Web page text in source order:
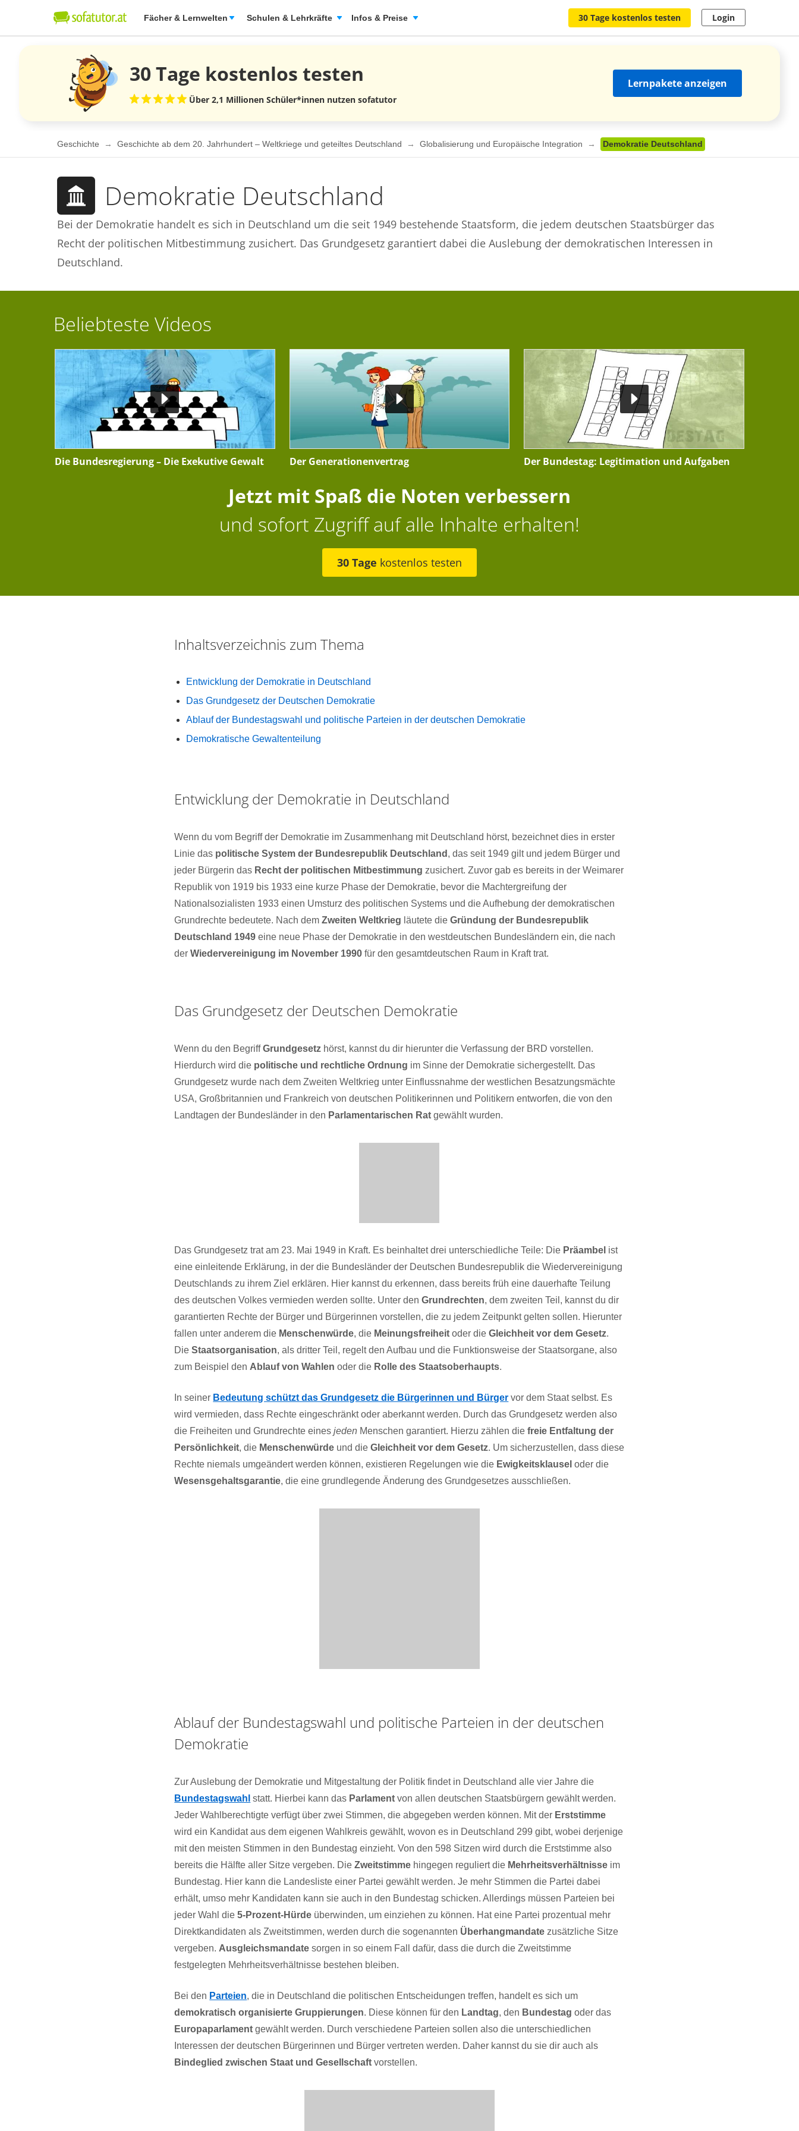
Fächer & Lernwelten Schulen & Lehrkräfte Infos & Preise 30 Tage kostenlos testen Login
30 Tage kostenlos testen
Über 2,1 Millionen Schüler*innen nutzen sofatutor
Lernpakete anzeigen
Geschichte Geschichte ab dem 20. Jahrhundert – Weltkriege und geteiltes Deutschland Globalisierung und Europäische Integration Demokratie Deutschland
Demokratie Deutschland
Bei der Demokratie handelt es sich in Deutschland um die seit 1949 bestehende Staatsform, die jedem deutschen Staatsbürger das
Recht der politischen Mitbestimmung zusichert. Das Grundgesetz garantiert dabei die Auslebung der demokratischen Interessen in
Deutschland.
Beliebteste Videos
Die Bundesregierung – Die Exekutive Gewalt Der Generationenvertrag Der Bundestag: Legitimation und Aufgaben
Jetzt mit Spaß die Noten verbessern
und sofort Zugriff auf alle Inhalte erhalten!
30 Tage kostenlos testen
Inhaltsverzeichnis zum Thema
Entwicklung der Demokratie in Deutschland
Das Grundgesetz der Deutschen Demokratie
Ablauf der Bundestagswahl und politische Parteien in der deutschen Demokratie
Demokratische Gewaltenteilung
Entwicklung der Demokratie in Deutschland
Wenn du vom Begriff der Demokratie im Zusammenhang mit Deutschland hörst, bezeichnet dies in erster
Linie das politische System der Bundesrepublik Deutschland , das seit 1949 gilt und jedem Bürger und
jeder Bürgerin das Recht der politischen Mitbestimmung zusichert. Zuvor gab es bereits in der Weimarer
Republik von 1919 bis 1933 eine kurze Phase der Demokratie, bevor die Machtergreifung der
Nationalsozialisten 1933 einen Umsturz des politischen Systems und die Aufhebung der demokratischen
Grundrechte bedeutete. Nach demZweiten Weltkrieg läutete dieGründung der Bundesrepublik
Deutschland 1949 eine neue Phase der Demokratie in den westdeutschen Bundesländern ein, die nach
derWiedervereinigung im November 1990 für den gesamtdeutschen Raum in Kraft trat.
Das Grundgesetz der Deutschen Demokratie
Wenn du den BegriffGrundgesetz hörst, kannst du dir hierunter die Verfassung der BRD vorstellen.
Hierdurch wird die politische und rechtliche Ordnung im Sinne der Demokratie sichergestellt. Das
Grundgesetz wurde nach dem Zweiten Weltkrieg unter Einflussnahme der westlichen Besatzungsmächte
USA, Großbritannien und Frankreich von deutschen Politikerinnen und Politikern entworfen, die von den
Landtagen der Bundesländer in den Parlamentarischen Rat gewählt wurden.
Das Grundgesetz trat am 23. Mai 1949 in Kraft. Es beinhaltet drei unterschiedliche Teile: Die Präambel ist
eine einleitende Erklärung, in der die Bundesländer der Deutschen Bundesrepublik die Wiedervereinigung
Deutschlands zu ihrem Ziel erklären. Hier kannst du erkennen, dass bereits früh eine dauerhafte Teilung
des deutschen Volkes vermieden werden sollte. Unter denGrundrechten, dem zweiten Teil, kannst du dir
garantierten Rechte der Bürger und Bürgerinnen vorstellen, die zu jedem Zeitpunkt gelten sollen. Hierunter
fallen unter anderem die Menschenwürde, die Meinungsfreiheit oder dieGleichheit vor dem Gesetz.
DieStaatsorganisation, als dritter Teil, regelt den Aufbau und die Funktionsweise der Staatsorgane, also
zum Beispiel den Ablauf von Wahlen oder die Rolle des Staatsoberhaupts.
In seiner Bedeutung schützt das Grundgesetz die Bürgerinnen und Bürger vor dem Staat selbst. Es
wird vermieden, dass Rechte eingeschränkt oder aberkannt werden. Durch das Grundgesetz werden also
die Freiheiten und Grundrechte einesjeden Menschen garantiert. Hierzu zählen diefreie Entfaltung der
Persönlichkeit, die Menschenwürde und dieGleichheit vor dem Gesetz. Um sicherzustellen, dass diese
Rechte niemals umgeändert werden können, existieren Regelungen wie die Ewigkeitsklausel oder die
Wesensgehaltsgarantie, die eine grundlegende Änderung des Grundgesetzes ausschließen.
Ablauf der Bundestagswahl und politische Parteien in der deutschen
Demokratie
Zur Auslebung der Demokratie und Mitgestaltung der Politik findet in Deutschland alle vier Jahre die
Bundestagswahl statt. Hierbei kann das Parlament von allen deutschen Staatsbürgern gewählt werden.
Jeder Wahlberechtigte verfügt über zwei Stimmen, die abgegeben werden können. Mit der Erststimme
wird ein Kandidat aus dem eigenen Wahlkreis gewählt, wovon es in Deutschland 299 gibt, wobei derjenige
mit den meisten Stimmen in den Bundestag einzieht. Von den 598 Sitzen wird durch die Erststimme also
bereits die Hälfte aller Sitze vergeben. DieZweitstimme hingegen reguliert die Mehrheitsverhältnisse im
Bundestag. Hier kann die Landesliste einer Partei gewählt werden. Je mehr Stimmen die Partei dabei
erhält, umso mehr Kandidaten kann sie auch in den Bundestag schicken. Allerdings müssen Parteien bei
jeder Wahl die5-Prozent-Hürde überwinden, um einziehen zu können. Hat eine Partei prozentual mehr
Direktkandidaten als Zweitstimmen, werden durch die sogenannten Überhangmandate zusätzliche Sitze
vergeben. Ausgleichsmandate sorgen in so einem Fall dafür, dass die durch die Zweitstimme
festgelegten Mehrheitsverhältnisse bestehen bleiben.
Bei den Parteien, die in Deutschland die politischen Entscheidungen treffen, handelt es sich um
demokratisch organisierte Gruppierungen. Diese können für den Landtag, den Bundestag oder das
Europaparlament gewählt werden. Durch verschiedene Parteien sollen also die unterschiedlichen
Interessen der deutschen Bürgerinnen und Bürger vertreten werden. Daher kannst du sie dir auch als
Bindeglied zwischen Staat und Gesellschaft vorstellen.